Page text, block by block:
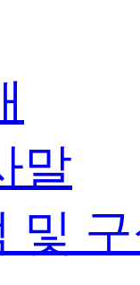
말
및